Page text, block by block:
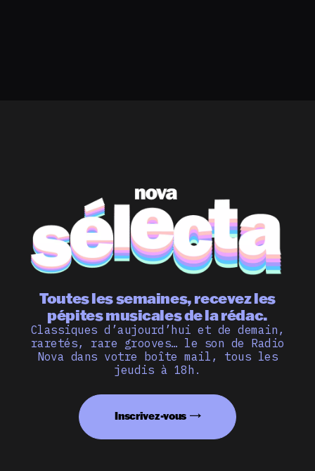
Toutes les semaines, recevez les
pépites musicales de la rédac.
Classiques d’aujourd’hui et de demain,
raretés, rare grooves… le son de Radio
Nova dans votre boîte mail, tous les
jeudis à 18h.
Inscrivez-vous